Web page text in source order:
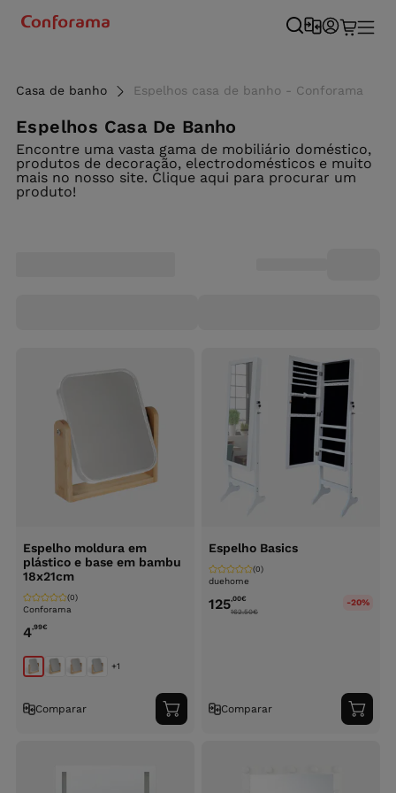
Casa de banho Espelhos casa de banho - Conforama
Espelhos Casa De Banho
Encontre uma vasta gama de mobiliário doméstico,
produtos de decoração, electrodomésticos e muito
mais no nosso site. Clique aqui para procurar um
produto!
Espelho moldura em
plástico e base em bambu
18x21cm
Conforama
(0)
4,99€
+1
Comparar
Adicionar
ao
Espelho Basics
duehome
(0)
125,00€
162.50€
-20%
Comparar
ao